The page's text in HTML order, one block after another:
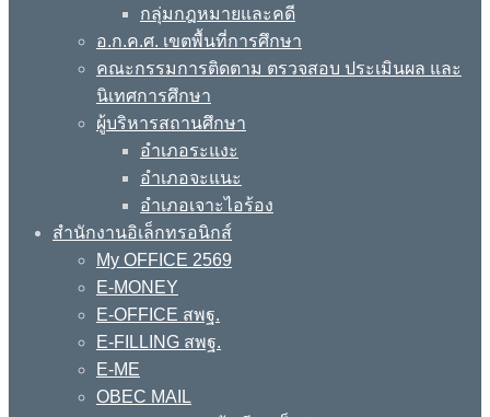
กลุ่มกฎหมายและคดี
อ.ก.ค.ศ. เขตพื้นที่การศึกษา
คณะกรรมการติดตาม ตรวจสอบ ประเมินผล และ
นิเทศการศึกษา
ผู้บริหารสถานศึกษา
อำเภอระแงะ
อำเภอจะแนะ
อำเภอเจาะไอร้อง
สำนักงานอิเล็กทรอนิกส์
My OFFICE 2569
E-MONEY
E-OFFICE สพฐ.
E-FILLING สพฐ.
E-ME
OBEC MAIL